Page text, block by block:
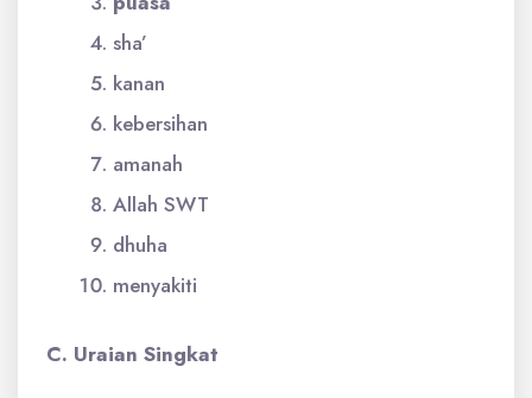
sha’
kanan
kebersihan
amanah
Allah SWT
dhuha
menyakiti
C. Uraian Singkat